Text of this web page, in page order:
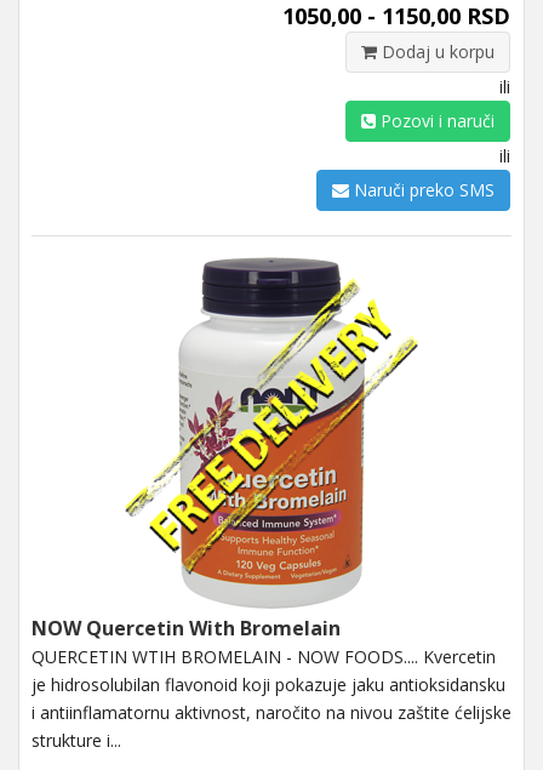
1050,00 - 1150,00 RSD
Dodaj u korpu
ili
Pozovi i naruči
ili
Naruči preko SMS
NOW Quercetin With Bromelain
QUERCETIN WTIH BROMELAIN - NOW FOODS.... Kvercetin
je hidrosolubilan flavonoid koji pokazuje jaku antioksidansku
i antiinflamatornu aktivnost, naročito na nivou zaštite ćelijske
strukture i...